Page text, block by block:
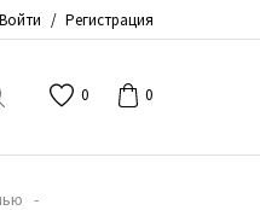
Войти / Регистрация
0 0